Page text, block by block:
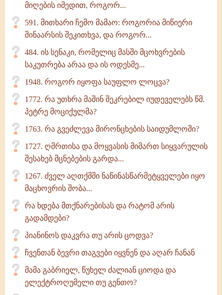
მიღების იმედით, როგორ...
591. მითხარი ჩემო მამაო: როგორია მიწიერი
შინაარსის შეკითხვა, და როგორ...
484. ის სენაკი, რომელიც მასში მცოხვრების
საკუთრება არაა და ის ოდესმე...
1948. როგორ იყოფა საუფლო ლოცვა?
1772. რა უთხრა მაშინ შეკრებილ იუდეველებს წმ.
პეტრე მოციქულმა?
1763. რა გვეძლევა მირონცხების საიდუმლოში?
1727. ღმრთისა და მოყვასის მიმართ სიყვარულის
შესახებ მცნებების გარდა...
1267. ძველ აღთქმში ნაწინასწარმეტყველები იყო
მაცხოვრის შობა...
რა ხდება მთქნარებისას და რატომ არის
გადამდები?
პიანინოს დაკვრა თუ არის ცოდვა?
ჩვენთან ბევრი თაგვები იყვნენ და აღარ ჩანან
მამა გაბრიელ, წუხელ ძალიან ციოდა და
ელექტროღუმელი თუ გენთო?